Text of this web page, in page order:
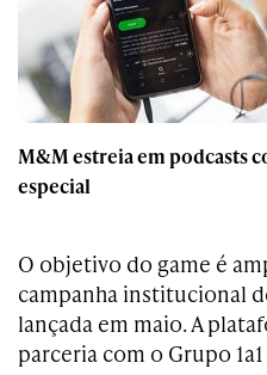
M&M estreia em podcasts
especial
O objetivo do game é
campanha institucional
lançada em maio. A
parceria com o Grupo